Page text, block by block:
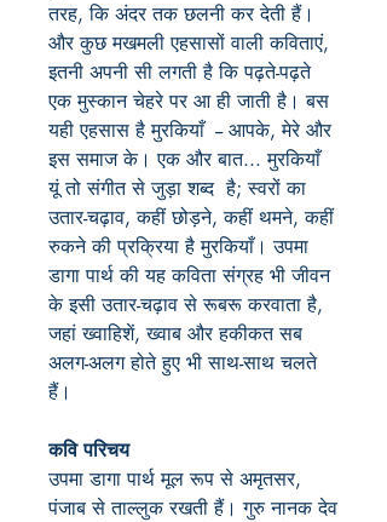
तरह, कि अंदर तक छलनी कर देती हैं।
और कुछ मखमली एहसासों वाली कविताएं,
इतनी अपनी सी लगती है कि पढ़ते-पढ़ते
एक मुस्कान चेहरे पर आ ही जाती है। बस
यही एहसास है मुरकियाँ -- आपके, मेरे और
इस समाज के। एक और बात... मुरकियाँ
यूं तो संगीत से जुड़ा शब्द है; स्वरों का
उतार-चढ़ाव, कहीं छोड़ने, कहीं थमने, कहीं
रुकने की प्रक्रिया है मुरकियाँ। उपमा
डागा पार्थ की यह कविता संग्रह भी जीवन
के इसी उतार-चढ़ाव से रूबरू करवाता है,
जहां ख्वाहिशें, ख्वाब और हकीकत सब
अलग-अलग होते हुए भी साथ-साथ चलते
हैं।
कवि परिचय
उपमा डागा पार्थ मूल रूप से अमृतसर,
पंजाब से ताल्लुक रखती हैं। गुरु नानक देव